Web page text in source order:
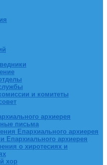
и комитеты
архиерея
письма
Епархиального архиерея
Епархиального архиерея
о хиротесиях и
хор